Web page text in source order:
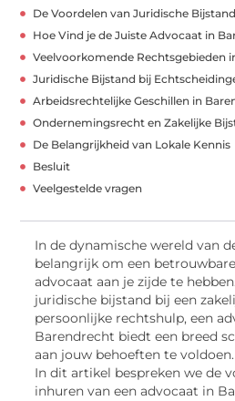
De Voordelen van Juridische
Hoe Vind je de Juiste Advocaat in
Veelvoorkomende Rechtsgebieden
Juridische Bijstand bij
Arbeidsrechtelijke Geschillen in
Ondernemingsrecht en Zakelijke
De Belangrijkheid van Lokale Kennis
Besluit
Veelgestelde vragen
In de dynamische wereld van
belangrijk om een
advocaat aan je zijde te
juridische bijstand bij een
persoonlijke rechtshulp, een
Barendrecht biedt een breed
aan jouw behoeften te
In dit artikel bespreken we de
inhuren van een advocaat in